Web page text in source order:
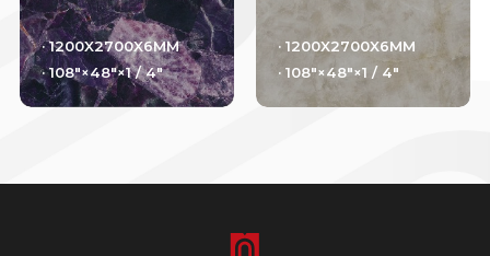
· 1200X2700X6MM
· 108"×48"×1 / 4"
· 1200X2700X6MM
· 108"×48"×1 / 4"